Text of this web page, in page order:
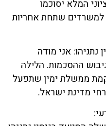
המלא יסוכמו
למשרדים שתחת אחריות
אני מודה
ההסכמות. הלילה
ממשלת ימין שתפעל
מדינת ישראל.